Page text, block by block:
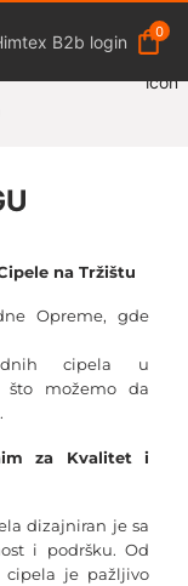
0
na Tržištu
Opreme, gde
cipela u
što možemo da
za Kvalitet i
dizajniran je sa
i podršku. Od
je pažljivo